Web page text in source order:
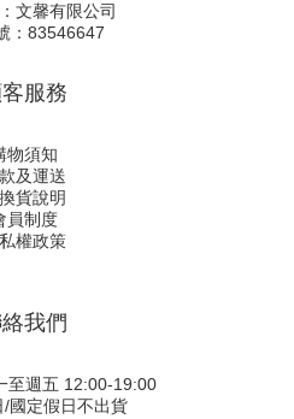
文馨有限公司
：83546647
服務
物須知
及運送
貨說明
員制度
權政策
我們
至週五 12:00-19:00
/國定假日不出貨